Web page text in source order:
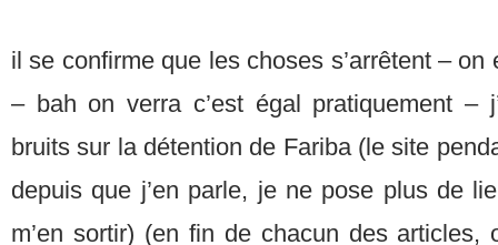
il se confirme que les choses s’arrêtent – on
– bah on verra c’est égal pratiquement –
bruits sur la détention de Fariba (le site
depuis que j’en parle, je ne pose plus de
m’en sortir) (en fin de chacun des